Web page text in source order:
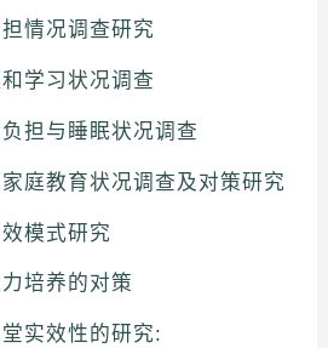
情况调查研究
学习状况调查
担与睡眠状况调查
庭教育状况调查及对策研究
模式研究
培养的对策
实效性的研究: